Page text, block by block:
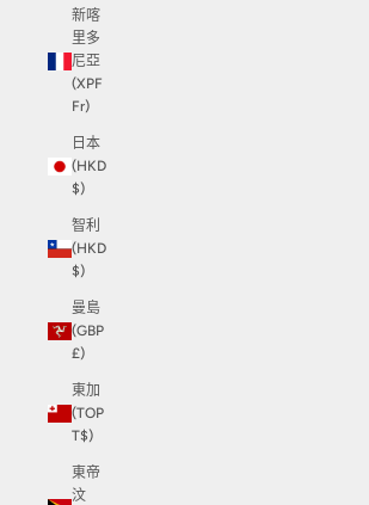
新喀
里多
尼亞
(XPF
Fr)
日本
(HKD
$)
智利
(HKD
$)
曼島
(GBP
£)
東加
(TOP
T$)
東帝
汶